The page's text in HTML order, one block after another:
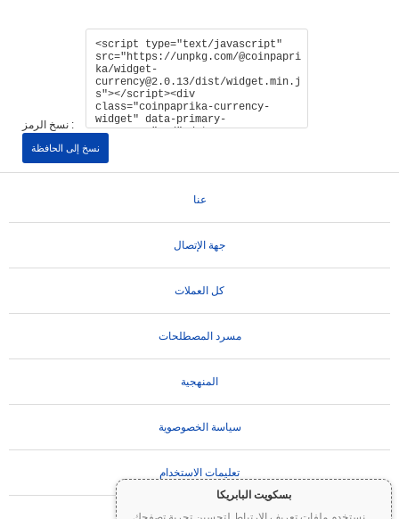
بسكويت البابريكا
نسخ الرمز :
نسخ إلى الحافظة
عنا
جهة الإتصال
كل العملات
مسرد المصطلحات
المنهجية
سياسة الخصوصوية
تعليمات الاستخدام